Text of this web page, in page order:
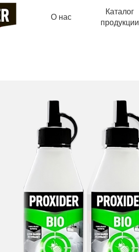
Каталог
продукции
О нас